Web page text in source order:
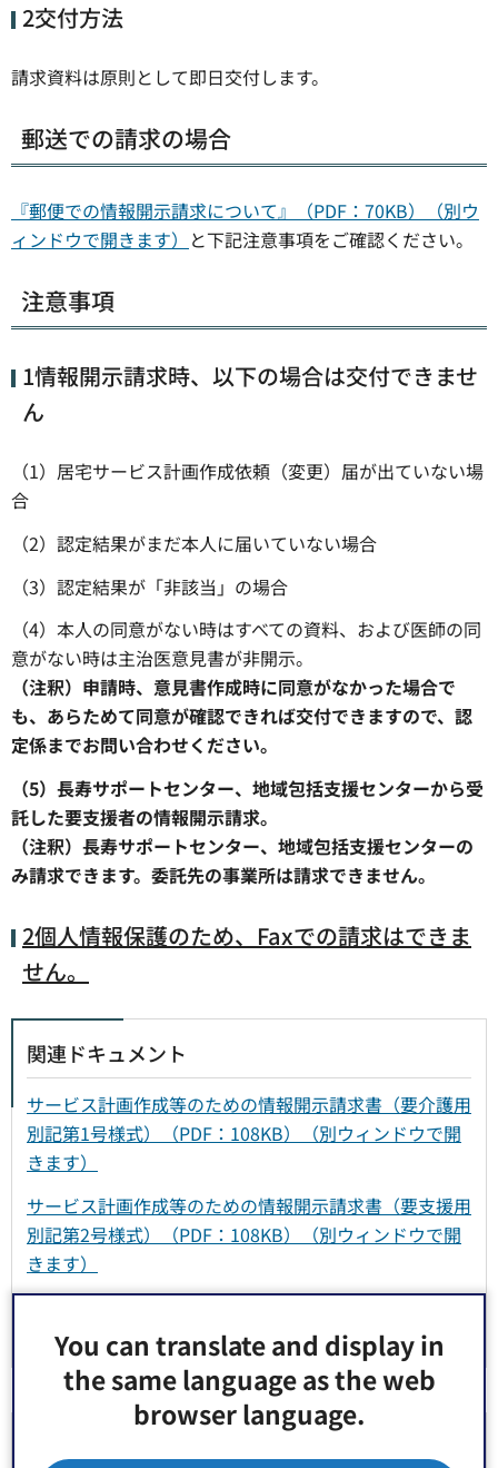
You can translate and display in
the same language as the web
browser language.
2交付方法
請求資料は原則として即日交付します。
郵送での請求の場合
『郵便での情報開示請求について』（PDF：70KB）（別ウ
ィンドウで開きます） と下記注意事項をご確認ください。
注意事項
1情報開示請求時、以下の場合は交付できませ
ん
（1）居宅サービス計画作成依頼（変更）届が出ていない場
合
（2）認定結果がまだ本人に届いていない場合
（3）認定結果が「非該当」の場合
（4）本人の同意がない時はすべての資料、および医師の同
意がない時は主治医意見書が非開示。
（注釈）申請時、意見書作成時に同意がなかった場合で
も、あらためて同意が確認できれば交付できますので、認
定係までお問い合わせください。
（5）長寿サポートセンター、地域包括支援センターから受
託した要支援者の情報開示請求。
（注釈）長寿サポートセンター、地域包括支援センターの
み請求できます。委託先の事業所は請求できません。
2個人情報保護のため、Faxでの請求はできま
せん。
関連ドキュメント
サービス計画作成等のための情報開示請求書（要介護用
別記第1号様式）（PDF：108KB）（別ウィンドウで開
きます）
サービス計画作成等のための情報開示請求書（要支援用
別記第2号様式）（PDF：108KB）（別ウィンドウで開
きます）
ィンドウで開きます）